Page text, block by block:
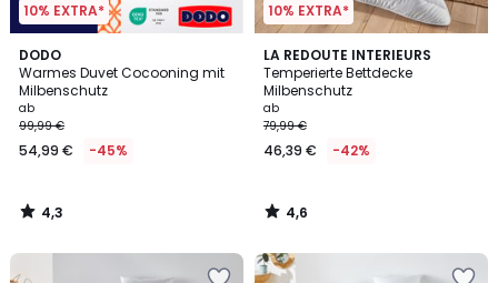
10% EXTRA*
DODO
Warmes Duvet Cocooning mit
Milbenschutz
ab
99,99 €
54,99 € -45%
4,3
/ 5
4,3
/
10% EXTRA*
LA REDOUTE INTERIEURS
Temperierte Bettdecke
Milbenschutz
ab
79,99 €
46,39 € -42%
4,6
/ 5
4,6
/